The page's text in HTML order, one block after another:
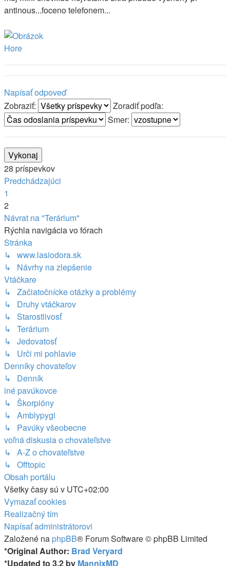
antinous...foceno telefonem...
Hore
Napísať odpoveď
Zobraziť:
Zoradiť podľa:
Smer:
28 príspevkov
Predchádzajúci
1
2
Návrat na "Terárium"
Rýchla navigácia vo fórach
Stránka
↳ www.lasiodora.sk
↳ Návrhy na zlepšenie
Vtáčkare
↳ Začiatočnícke otázky a problémy
↳ Druhy vtáčkarov
↳ Starostlivosť
↳ Terárium
↳ Jedovatosť
↳ Urči mi pohlavie
Denníky chovateľov
↳ Denník
iné pavúkovce
↳ Škorpióny
↳ Amblypygi
↳ Pavúky všeobecne
voľná diskusia o chovateľstve
↳ A-Z o chovateľstve
↳ Offtopic
Obsah portálu
Všetky časy sú v UTC+02:00
Vymazať cookies
Realizačný tím
Napísať administrátorovi
Založené na phpBB® Forum Software © phpBB Limited
*Original Author: Brad Veryard
*Updated to 3.2 by MannixMD